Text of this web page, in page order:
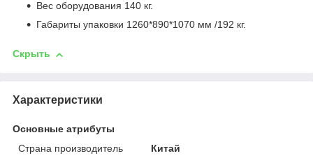
Вес оборудования 140 кг.
Габариты упаковки 1260*890*1070 мм /192 кг.
Скрыть
Характеристики
Основные атрибуты
Страна производитель
Китай